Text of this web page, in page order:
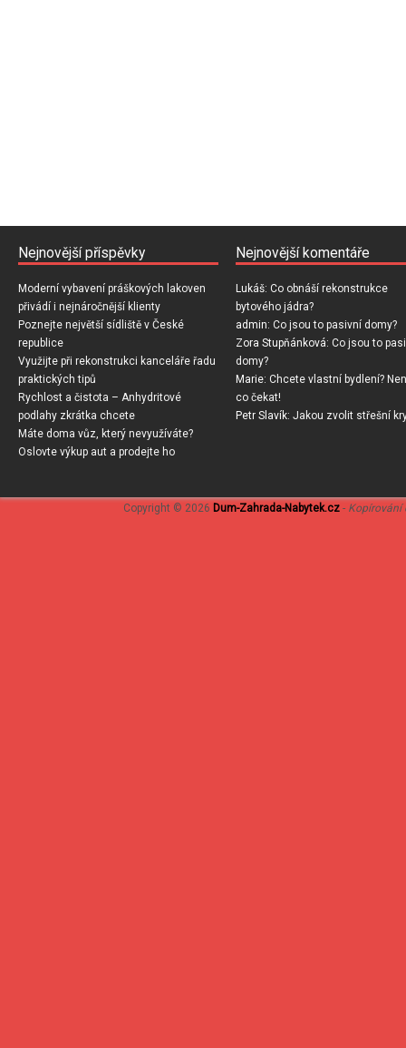
Nejnovější příspěvky
Moderní vybavení práškových lakoven
přivádí i nejnáročnější klienty
Poznejte největší sídliště v České
republice
Využijte při rekonstrukci kanceláře řadu
praktických tipů
Rychlost a čistota – Anhydritové
podlahy zkrátka chcete
Máte doma vůz, který nevyužíváte?
Oslovte výkup aut a prodejte ho
Nejnovější komentáře
Lukáš: Co obnáší rekonstrukce
bytového jádra?
admin: Co jsou to pasivní domy?
Zora Stupňánková: Co jsou to
domy?
Marie: Chcete vlastní bydlení?
co čekat!
Petr Slavík: Jakou zvolit střešní
Copyright © 2026 Dum-Zahrada-Nabytek.cz- Kopírování